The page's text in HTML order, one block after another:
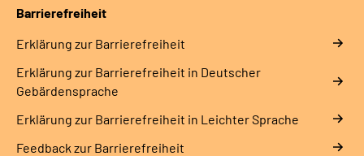
Barrierefreiheit
Erklärung zur Barrierefreiheit
Erklärung zur Barrierefreiheit in Deutscher
Gebärdensprache
Erklärung zur Barrierefreiheit in Leichter Sprache
Feedback zur Barrierefreiheit